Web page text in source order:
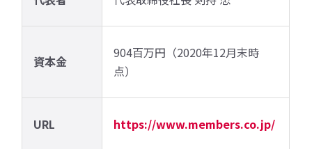
資本金
904百万円（2020年12月末時
点）
URL https://www.members.co.jp/